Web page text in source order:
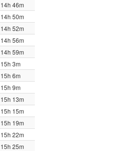
14h 46m
14h 50m
14h 52m
14h 56m
14h 59m
15h 3m
15h 6m
15h 9m
15h 13m
15h 15m
15h 19m
15h 22m
15h 25m